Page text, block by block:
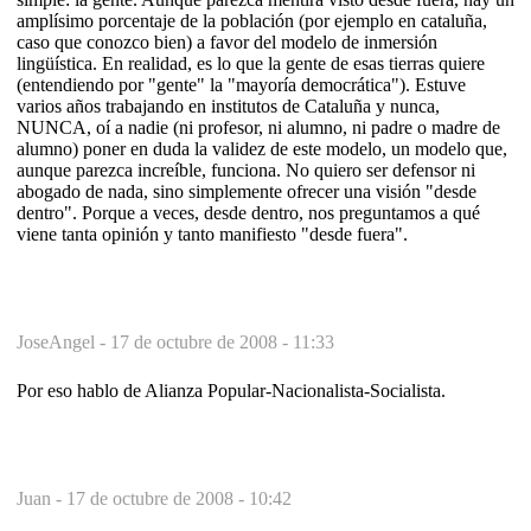
amplísimo porcentaje de la población (por ejemplo en cataluña,
caso que conozco bien) a favor del modelo de inmersión
lingüística. En realidad, es lo que la gente de esas tierras quiere
(entendiendo por "gente" la "mayoría democrática"). Estuve
varios años trabajando en institutos de Cataluña y nunca,
NUNCA, oí a nadie (ni profesor, ni alumno, ni padre o madre de
alumno) poner en duda la validez de este modelo, un modelo que,
aunque parezca increíble, funciona. No quiero ser defensor ni
abogado de nada, sino simplemente ofrecer una visión "desde
dentro". Porque a veces, desde dentro, nos preguntamos a qué
viene tanta opinión y tanto manifiesto "desde fuera".
JoseAngel - 17 de octubre de 2008 - 11:33
Por eso hablo de Alianza Popular-Nacionalista-Socialista.
Juan - 17 de octubre de 2008 - 10:42